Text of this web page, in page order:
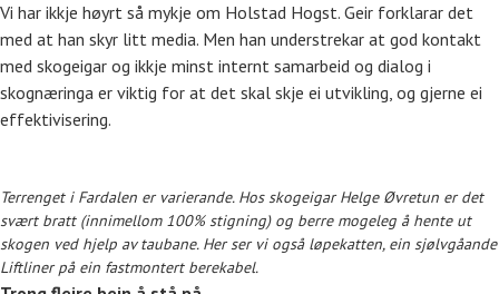
Vi har ikkje høyrt så mykje om Holstad Hogst. Geir forklarar det
med at han skyr litt media. Men han understrekar at god kontakt
med skogeigar og ikkje minst internt samarbeid og dialog i
skognæringa er viktig for at det skal skje ei utvikling, og gjerne ei
effektivisering.
Terrenget i Fardalen er varierande. Hos skogeigar Helge Øvretun er det
svært bratt (innimellom 100% stigning) og berre mogeleg å hente ut
skogen ved hjelp av taubane. Her ser vi også løpekatten, ein sjølvgåande
Liftliner på ein fastmontert berekabel.